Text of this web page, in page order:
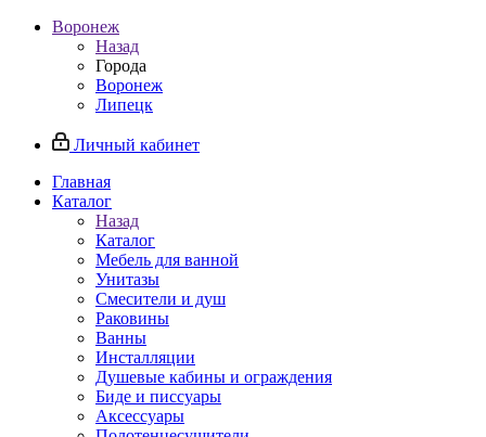
Воронеж
Назад
Города
Воронеж
Липецк
Личный кабинет
Главная
Каталог
Назад
Каталог
Мебель для ванной
Унитазы
Смесители и душ
Раковины
Ванны
Инсталляции
Душевые кабины и ограждения
Биде и писсуары
Аксессуары